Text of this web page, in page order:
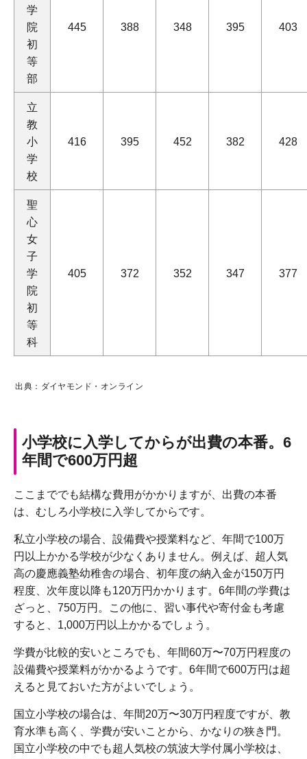
学
院
初
等
部
445 388 348 395 403
立
教
小
学
校
416 395 452 382 428
聖
心
女
子
学
院
初
等
科
405 372 352 347 377
出典：ダイヤモンド・オンライン
小学校に入学してからが出費の本番。6
年間で600万円超
ここまででも結構な費用がかかりますが、出費の本番
は、むしろ小学校に入学してからです。
私立小学校の場合、設備費や授業料など、年間で100万
円以上かかる学校が少なくありません。例えば、超人気
高の慶應義塾幼稚舎の場合、初年度の納入金が150万円
程度、次年度以降も120万円かかります。6年間の学費は
ざっと、750万円。この他に、習い事代や寄付金も考慮
すると、1,000万円以上かかるでしょう。
学費が比較的安いところでも、年間60万〜70万円程度の
設備費や授業料がかかるようです。6年間で600万円は超
えると見ておいた方がよいでしょう。
国立小学校の場合は、年間20万〜30万円程度ですが、教
育水準も高く、学費が安いことから、かなりの狭き門。
国立小学校の中でも超人気校の筑波大学付属小学校は、